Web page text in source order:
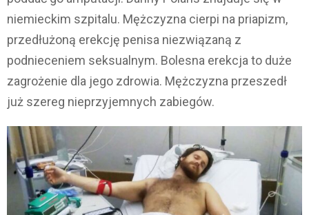
niemieckim szpitalu. Mężczyzna cierpi na priapizm,
przedłużoną erekcję penisa niezwiązaną z
podnieceniem seksualnym. Bolesna erekcja to duże
zagrożenie dla jego zdrowia. Mężczyzna przeszedł
już szereg nieprzyjemnych zabiegów.